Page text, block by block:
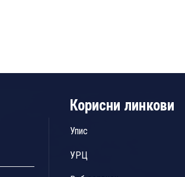
Корисни линкови
Упис
УРЦ